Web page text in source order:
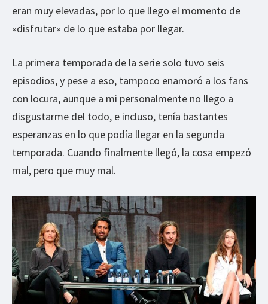
eran muy elevadas, por lo que llego el momento de
«disfrutar» de lo que estaba por llegar.
La primera temporada de la serie solo tuvo seis
episodios, y pese a eso, tampoco enamoró a los fans
con locura, aunque a mi personalmente no llego a
disgustarme del todo, e incluso, tenía bastantes
esperanzas en lo que podía llegar en la segunda
temporada. Cuando finalmente llegó, la cosa empezó
mal, pero que muy mal.